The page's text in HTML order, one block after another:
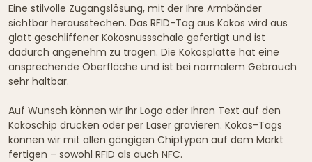
Eine stilvolle Zugangslösung, mit der Ihre Armbänder
sichtbar herausstechen. Das RFID-Tag aus Kokos wird aus
glatt geschliffener Kokosnussschale gefertigt und ist
dadurch angenehm zu tragen. Die Kokosplatte hat eine
ansprechende Oberfläche und ist bei normalem Gebrauch
sehr haltbar.
Auf Wunsch können wir Ihr Logo oder Ihren Text auf den
Kokoschip drucken oder per Laser gravieren. Kokos-Tags
können wir mit allen gängigen Chiptypen auf dem Markt
fertigen – sowohl RFID als auch NFC.